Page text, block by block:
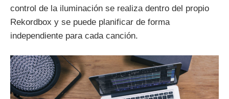
control de la iluminación se realiza dentro del propio
Rekordbox y se puede planificar de forma
independiente para cada canción.